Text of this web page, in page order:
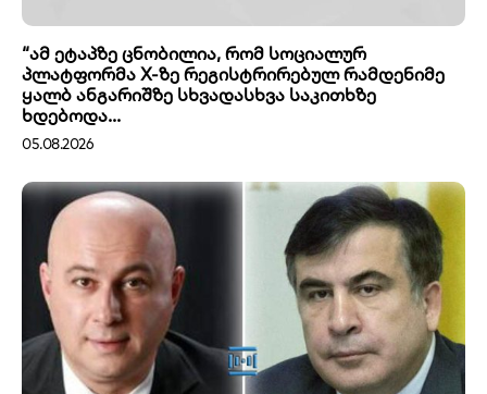
“ამ ეტაპზე ცნობილია, რომ სოციალურ
პლატფორმა X-ზე რეგისტრირებულ რამდენიმე
ყალბ ანგარიშზე სხვადასხვა საკითხზე
ხდებოდა...
05.08.2026